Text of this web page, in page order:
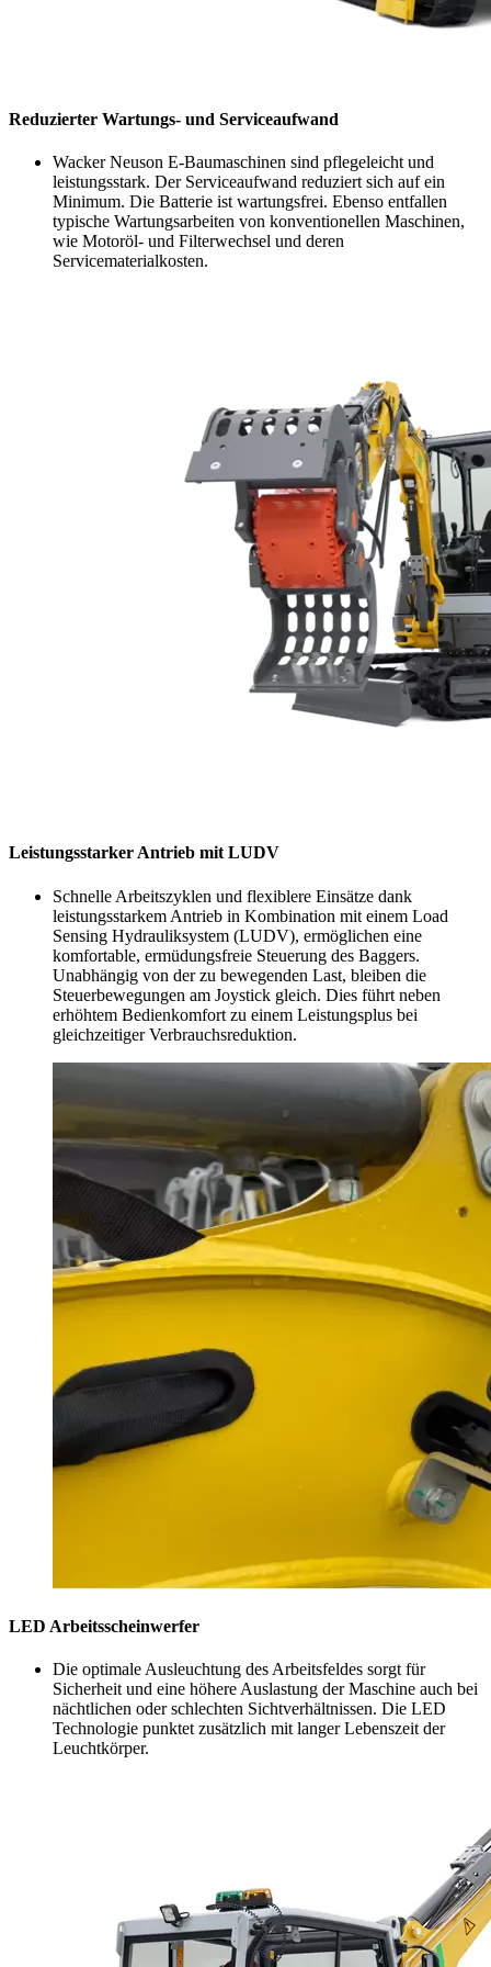
Reduzierter Wartungs- und Serviceaufwand
Wacker Neuson E-Baumaschinen sind pflegeleicht und
leistungsstark. Der Serviceaufwand reduziert sich auf ein
Minimum. Die Batterie ist wartungsfrei. Ebenso entfallen
typische Wartungsarbeiten von konventionellen Maschinen,
wie Motoröl- und Filterwechsel und deren
Servicematerialkosten.
Leistungsstarker Antrieb mit LUDV
Schnelle Arbeitszyklen und flexiblere Einsätze dank
leistungsstarkem Antrieb in Kombination mit einem Load
Sensing Hydrauliksystem (LUDV), ermöglichen eine
komfortable, ermüdungsfreie Steuerung des Baggers.
Unabhängig von der zu bewegenden Last, bleiben die
Steuerbewegungen am Joystick gleich. Dies führt neben
erhöhtem Bedienkomfort zu einem Leistungsplus bei
gleichzeitiger Verbrauchsreduktion.
LED Arbeitsscheinwerfer
Die optimale Ausleuchtung des Arbeitsfeldes sorgt für
Sicherheit und eine höhere Auslastung der Maschine auch bei
nächtlichen oder schlechten Sichtverhältnissen. Die LED
Technologie punktet zusätzlich mit langer Lebenszeit der
Leuchtkörper.